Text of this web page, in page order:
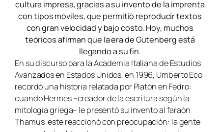
cultura impresa, gracias a su invento de la imprenta
con tipos móviles, que permitió reproducir textos
con gran velocidad y bajo costo. Hoy, muchos
teóricos afirman que la era de Gutenberg está
llegando a su fin.
En su discurso para la Academia Italiana de Estudios
Avanzados en Estados Unidos, en 1996, Umberto Eco
recordó una historia relatada por Platón en Fedro:
cuando Hermes –creador de la escritura según la
mitología griega– le presentó su invento al faraón
Thamus, este reaccionó con preocupación: la gente